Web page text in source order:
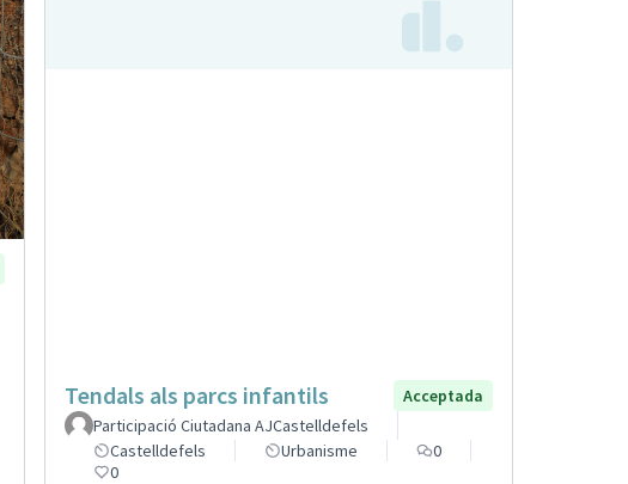
Tendals als parcs infantils
Acceptada
Participació Ciutadana AJCastelldefels
Castelldefels
Urbanisme
0
0